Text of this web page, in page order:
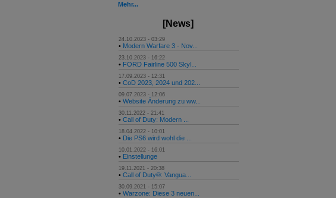
Mehr...
[News]
24.10.2023 - 03:29
• Modern Warfare 3 - Nov...
23.10.2023 - 16:22
• FORD Fairline 500 Skyl...
17.09.2023 - 12:31
• CoD 2023, 2024 und 202...
09.07.2023 - 12:06
• Website Änderung zu ww...
30.11.2022 - 21:41
• Call of Duty: Modern ...
18.04.2022 - 10:01
• Die PS6 wird wohl die ...
10.01.2022 - 16:01
• Einstellunge
19.11.2021 - 20:38
• Call of Duty®: Vangua...
30.09.2021 - 15:07
• Warzone: Diese 3 neuen...